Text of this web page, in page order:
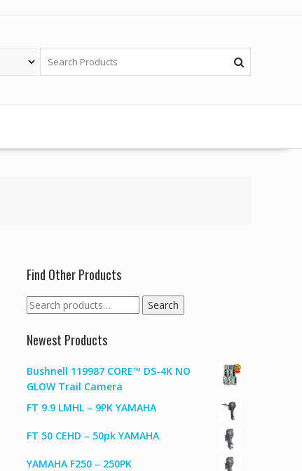
Find Other Products
Search
for:
Search
Newest Products
Bushnell 119987 CORE™ DS-4K NO
GLOW Trail Camera
FT 9.9 LMHL – 9PK YAMAHA
FT 50 CEHD – 50pk YAMAHA
YAMAHA F250 – 250PK